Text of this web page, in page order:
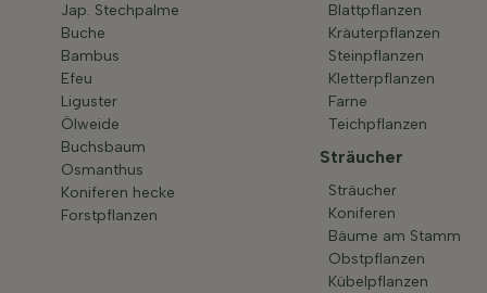
Jap. Stechpalme
Buche
Bambus
Efeu
Liguster
Ölweide
Buchsbaum
Osmanthus
Koniferen hecke
Forstpflanzen
Blattpflanzen
Kräuterpflanzen
Steinpflanzen
Kletterpflanzen
Farne
Teichpflanzen
Sträucher
Sträucher
Koniferen
Bäume am Stamm
Obstpflanzen
Kübelpflanzen